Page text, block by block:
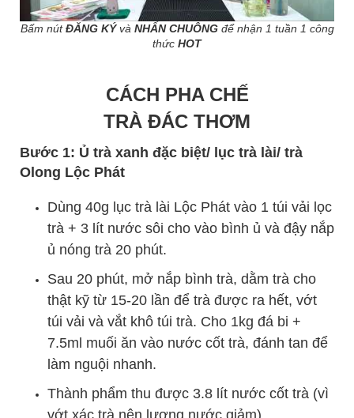
Bấm nútĐĂNG KÝvà NHẤN CHUÔNG để nhận 1 tuần 1 công
thức HOT
CÁCH PHA CHẾ
TRÀ ĐÁC THƠM
Bước 1: Ủ trà xanh đặc biệt/ lục trà lài/ trà
Olong Lộc Phát
Dùng 40g lục trà lài Lộc Phát vào 1 túi vải lọc
trà + 3 lít nước sôi cho vào bình ủ và đậy nắp
ủ nóng trà 20 phút.
Sau 20 phút, mở nắp bình trà, dằm trà cho
thật kỹ từ 15-20 lần để trà được ra hết, vớt
túi vải và vắt khô túi trà. Cho 1kg đá bi +
7.5ml muối ăn vào nước cốt trà, đánh tan để
làm nguội nhanh.
Thành phẩm thu được 3.8 lít nước cốt trà (vì